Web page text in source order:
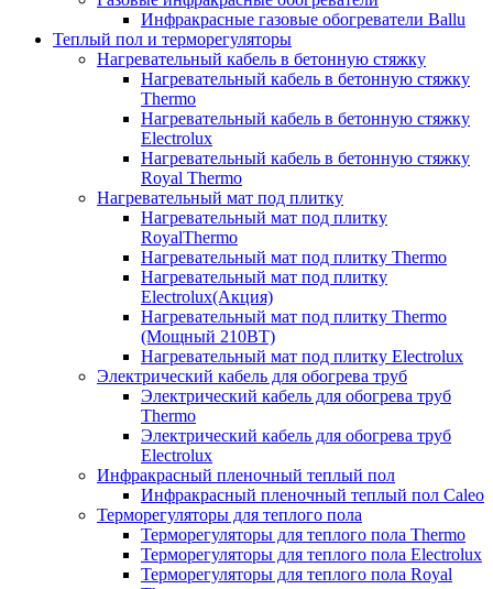
Инфракрасные газовые обогреватели Ballu
Теплый пол и терморегуляторы
Нагревательный кабель в бетонную стяжку
Нагревательный кабель в бетонную стяжку
Thermo
Нагревательный кабель в бетонную стяжку
Electrolux
Нагревательный кабель в бетонную стяжку
Royal Thermo
Нагревательный мат под плитку
Нагревательный мат под плитку
RoyalThermo
Нагревательный мат под плитку Thermo
Нагревательный мат под плитку
Electrolux(Акция)
Нагревательный мат под плитку Thermo
(Мощный 210ВТ)
Нагревательный мат под плитку Electrolux
Электрический кабель для обогрева труб
Электрический кабель для обогрева труб
Thermo
Электрический кабель для обогрева труб
Electrolux
Инфракрасный пленочный теплый пол
Инфракрасный пленочный теплый пол Caleo
Терморегуляторы для теплого пола
Терморегуляторы для теплого пола Thermo
Терморегуляторы для теплого пола Electrolux
Терморегуляторы для теплого пола Royal